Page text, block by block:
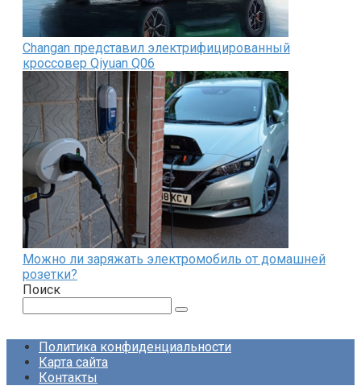
Changan представил электрифицированный
кроссовер Qiyuan Q06
Можно ли заряжать электромобиль от домашней
розетки?
Поиск
Политика конфиденциальности
Карта сайта
Контакты